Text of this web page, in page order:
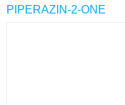
PIPERAZIN-2-ONE